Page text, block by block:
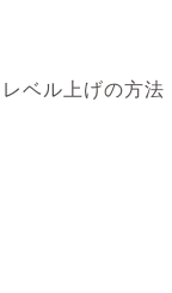
ベル上げの方法